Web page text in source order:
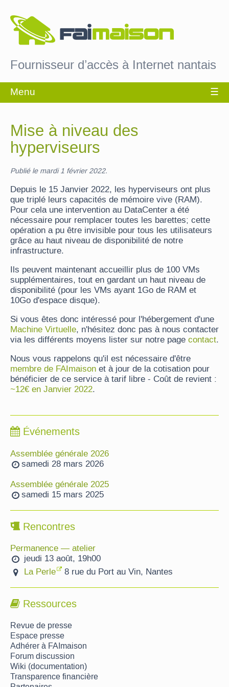
Fournisseur d’accès à Internet nantais
Mise à niveau des
hyperviseurs
Publié le mardi 1 février 2022.
Depuis le 15 Janvier 2022, les hyperviseurs ont plus
que triplé leurs capacités de mémoire vive (RAM).
Pour cela une intervention au DataCenter a été
nécessaire pour remplacer toutes les barettes; cette
opération a pu être invisible pour tous les utilisateurs
grâce au haut niveau de disponibilité de notre
infrastructure.
Ils peuvent maintenant accueillir plus de 100 VMs
supplémentaires, tout en gardant un haut niveau de
disponibilité (pour les VMs ayant 1Go de RAM et
10Go d'espace disque).
Si vous êtes donc intéressé pour l'hébergement d'une
Machine Virtuelle, n'hésitez donc pas à nous contacter
via les différents moyens lister sur notre page contact.
Nous vous rappelons qu'il est nécessaire d'être
membre de FAImaison et à jour de la cotisation pour
bénéficier de ce service à tarif libre - Coût de revient :
~12€ en Janvier 2022.
Événements
Assemblée générale 2026
samedi 28 mars 2026
Assemblée générale 2025
samedi 15 mars 2025
Rencontres
Permanence — atelier
jeudi 13 août, 19h00
La Perle
8 rue du Port au Vin, Nantes
Ressources
Revue de presse
Espace presse
Adhérer à FAImaison
Forum discussion
Wiki (documentation)
Transparence financière